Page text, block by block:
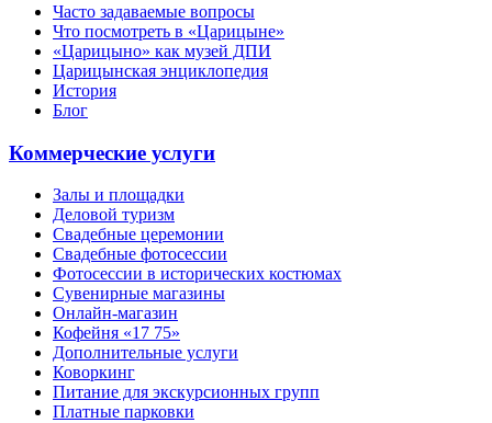
Часто задаваемые вопросы
Что посмотреть в «Царицыне»
«Царицыно» как музей ДПИ
Царицынская энциклопедия
История
Блог
Коммерческие услуги
Залы и площадки
Деловой туризм
Свадебные церемонии
Свадебные фотосессии
Фотосессии в исторических костюмах
Сувенирные магазины
Онлайн-магазин
Кофейня «17 75»
Дополнительные услуги
Коворкинг
Питание для экскурсионных групп
Платные парковки